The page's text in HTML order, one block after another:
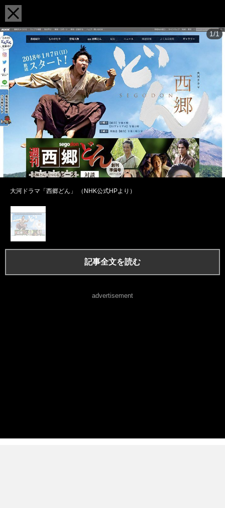
1/1
大河ドラマ「西郷どん」 （NHK公式HPより）
記事全文を読む
advertisement